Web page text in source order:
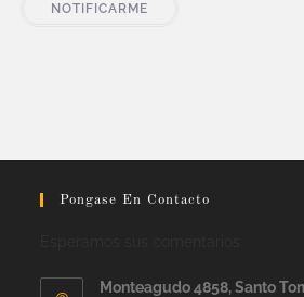
NOTIFICARME
Pongase En Contacto
Monteagudo 4858, Santo